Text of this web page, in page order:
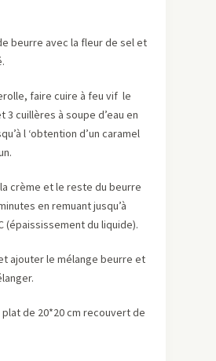
beurre avec la fleur de sel et
faire cuire à feu vif le
3 cuillères à soupe d’eau en
l ‘obtention d’un caramel
crème et le reste du beurre
en remuant jusqu’à
(épaississement du liquide).
ajouter le mélange beurre et
plat de 20*20 cm recouvert de